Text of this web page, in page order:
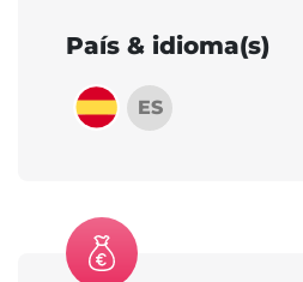
País & idioma(s)
ES